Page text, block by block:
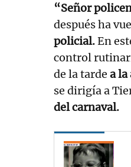
“Señor
después ha
policial.En
control
de la tarde a la
se dirigía a
del carnaval.